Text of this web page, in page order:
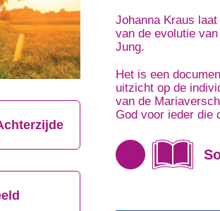
Johanna Kraus
van de evolutie
Jung.
Het is een
uitzicht op de
van de
God voor ieder die